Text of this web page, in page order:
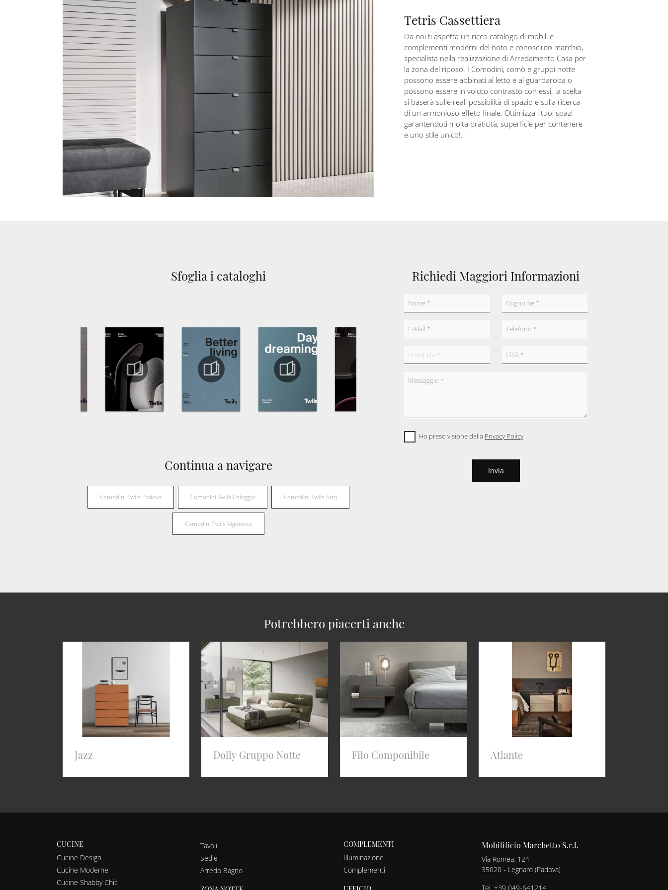
Tetris Cassettiera
Da noi ti aspetta un ricco catalogo di mobili e
complementi moderni del noto e conosciuto marchio,
specialista nella realizzazione di Arredamento Casa per
la zona del riposo. I Comodini, comò e gruppi notte
possono essere abbinati al letto e al guardaroba o
possono essere in voluto contrasto con essi: la scelta
si baserà sulle reali possibilità di spazio e sulla ricerca
di un armonioso effeto finale. Ottimizza i tuoi spazi
garantendoti molta praticità, superficie per contenere
e uno stile unico!.
Sfoglia i cataloghi
Continua a navigare
Comodini Twils Padova Comodini Twils Chioggia Comodini Twils Stra
Comodini Twils Vigonovo
Richiedi Maggiori Informazioni
Ho preso visione della Privacy Policy
Invia
Potrebbero piacerti anche
Jazz Dolly Gruppo Notte Filo Componibile Atlante
CUCINE
Cucine Design
Cucine Moderne
Cucine Shabby Chic
Tavoli
Sedie
Arredo Bagno
COMPLEMENTI
Illuminazione
Complementi
Mobilificio Marchetto S.r.l.
Via Romea, 124
35020 - Legnaro (Padova)
Tel. +39 049-641214